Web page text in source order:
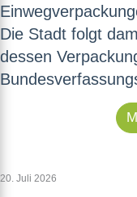
Die Stadt folgt
dessen
20. Juli 2026